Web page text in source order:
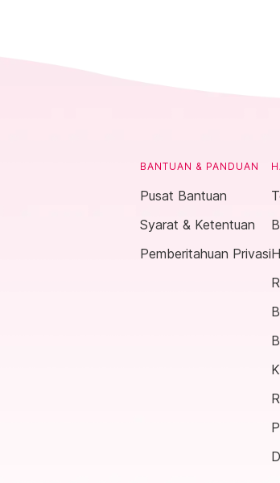
BANTUAN & PANDUAN
Pusat Bantuan
Syarat & Ketentuan
Pemberitahuan Privasi